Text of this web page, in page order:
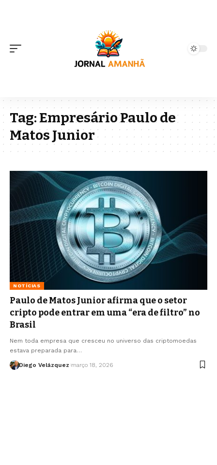
Tag:Empresário Paulo de
Matos Junior
NOTÍCIAS
Paulo de Matos Junior afirma que o setor
cripto pode entrar em uma “era de filtro” no
Brasil
Nem toda empresa que cresceu no universo das criptomoedas
estava preparada para…
Diego Velázquez março 18, 2026